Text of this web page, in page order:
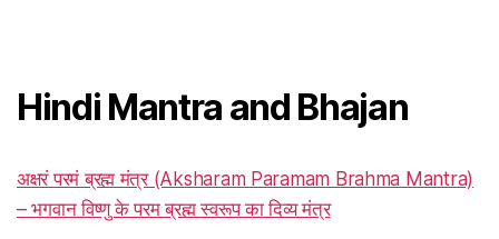
Hindi Mantra and Bhajan
अक्षरं परमं ब्रह्म मंत्र (Aksharam Paramam Brahma Mantra)
– भगवान विष्णु के परम ब्रह्म स्वरूप का दिव्य मंत्र